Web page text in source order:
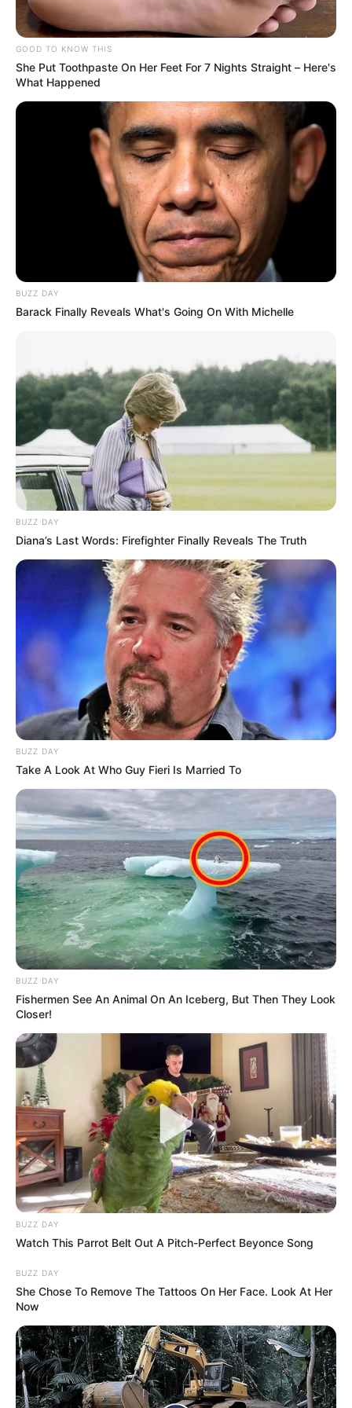
Atlético Nacional ya tiene
para la Liga BetPlay 2026-
II
MOSQUERA,
CUNDINAMARCA
Mosquera recibiría a los
grandes del FPC:
Millonarios, América o
Junior podrían jugar en el
municipio
¿El ídolo vuelve a casa?
Esto es lo que se sabe de
la muy posible vuelta de
Franco Armani al verde
Lucas González vuelve a
casa: es el nuevo técnico
JUNIOR DE BARRANQUILLA
Identifican a hincha del
Junior asesinado en
Medellín: tenía
antecedentes por
homicidio
JUNIOR DE BARRANQUILLA
Barranquilla recibió a
multitud tras conquistar el
bicampeonato
NOTICIAS MEDELLÍN
Nacional vs Junior en
Medellín: un muerto y tres
capturados tras el partido
JUNIOR DE BARRANQUILLA
en el título de Junior:
cambiaron las críticas por
CARGAR MÁS
TEMAS DESTACADOS
FUERTES LLUVIAS
LIGA BETPLAY
METRO DE MEDELLÍN
CORTES DE LUZ
CORTES DE AGUA
GOOD TO KNOW THIS
She Put Toothpaste On Her Feet For 7 Nights Straight – Here's
What Happened
BUZZ DAY
Barack Finally Reveals What's Going On With Michelle
BUZZ DAY
Diana’s Last Words: Firefighter Finally Reveals The Truth
BUZZ DAY
Take A Look At Who Guy Fieri Is Married To
BUZZ DAY
Fishermen See An Animal On An Iceberg, But Then They Look
Closer!
BUZZ DAY
Watch This Parrot Belt Out A Pitch-Perfect Beyonce Song
BUZZ DAY
She Chose To Remove The Tattoos On Her Face. Look At Her
Now